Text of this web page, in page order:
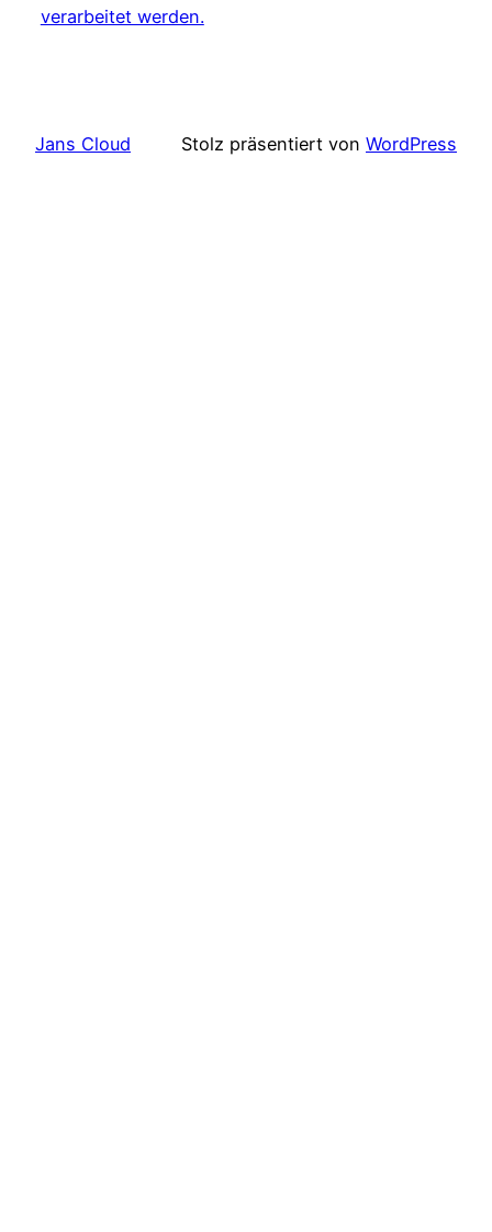
verarbeitet werden.
Jans Cloud Stolz präsentiert von WordPress